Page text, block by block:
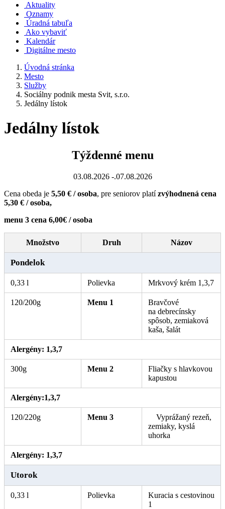
Aktuality
Oznamy
Úradná tabuľa
Ako vybaviť
Kalendár
Digitálne mesto
Úvodná stránka
Mesto
Služby
Sociálny podnik mesta Svit, s.r.o.
Jedálny lístok
Jedálny lístok
Týždenné menu
03.08.2026 -.07.08.2026
Cena obeda je 5,50 € / osoba, pre seniorov platízvýhodnená cena
5,30 € / osoba,
menu 3 cena 6,00€ / osoba
Množstvo Druh Názov
Pondelok
0,33 l Polievka Mrkvový krém 1,3,7
120/200g Menu 1
Bravčové
na debrecínsky
spôsob, zemiaková
kaša, šalát
. Alerény: 1 3, .
Alergény: 1,3,7
300g Menu 2
Fliačky s hlavkovou
kapustou
. Alergény: 1, 3, 7.
Alergény:1,3,7
120/220g Menu 3
Vyprážaný rezeň,
zemiaky, kyslá
uhorka
. Alergény: 1, 3, 7.
Alergény: 1,3,7
Utorok
0,33 l Polievka
Kuracia s cestovinou
1